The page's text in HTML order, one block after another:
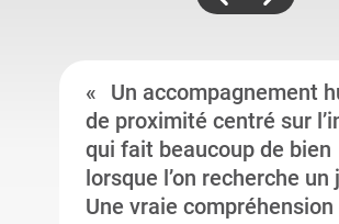
Un accompagnement
de proximité centré sur
qui fait beaucoup de bien
lorsque l’on recherche un
Une vraie compréhension